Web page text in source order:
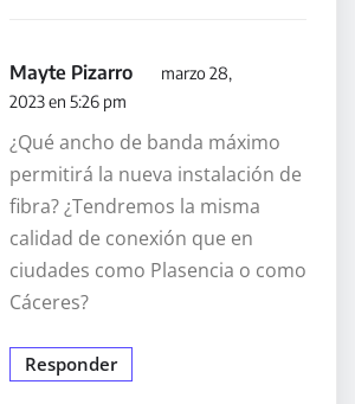
Mayte Pizarro
marzo 28,
2023 en 5:26 pm
¿Qué ancho de banda máximo
permitirá la nueva instalación de
fibra? ¿Tendremos la misma
calidad de conexión que en
ciudades como Plasencia o como
Cáceres?
Responder